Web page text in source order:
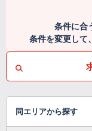
条件に合
条件を変更して
同エリアから探す